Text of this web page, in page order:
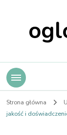
Strona główna
jakość i